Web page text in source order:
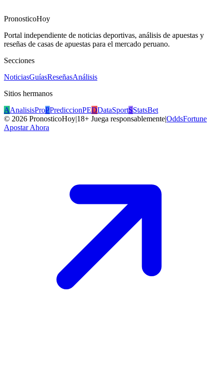
PronosticoHoy
Portal independiente de noticias deportivas, análisis de apuestas y
reseñas de casas de apuestas para el mercado peruano.
Secciones
NoticiasGuíasReseñasAnálisis
Sitios hermanos
AAnalisisProPPrediccionPEDDataSportSStatsBet
© 2026 PronosticoHoy|18+ Juega responsablemente|OddsFortune
Apostar Ahora